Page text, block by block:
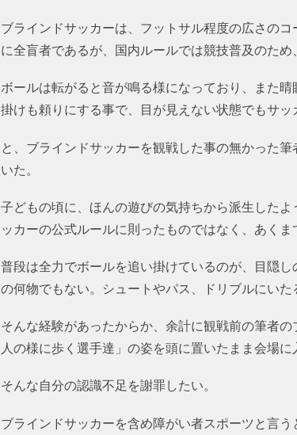
ブラインドサッカーは、フットサル程度の広さの
に全盲者であるが、国内ルールでは競技普及のた
ボールは転がると音が鳴る様になっており、また
掛けも頼りにする事で、目が見えない状態でもサッ
と、ブラインドサッカーを観戦した事の無かった
いた。
子どもの頃に、ほんの遊びの気持ちから派生した
ッカーの公式ルールに則ったものではなく、あく
普段は全力でボールを追い掛けているのが、目隠
の何物でもない。シュートやパス、ドリブルにい
そんな経験があったからか、余計に観戦前の筆者
人の様に歩く選手達」の姿を頭に置いたまま会場に
そんな自分の認識不足を謝罪したい。
ブラインドサッカーを含め障がい者スポーツと言